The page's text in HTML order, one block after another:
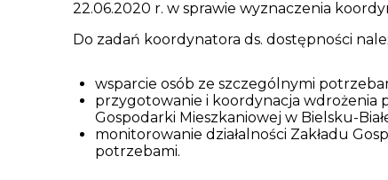
22.06.2020 r. w sprawie wyznaczenia
Do zadań koordynatora ds. dostępności
wsparcie osób ze szczególnymi
przygotowanie i koordynacja wdrożenia
Gospodarki Mieszkaniowej w Bielsku-
monitorowanie działalności Zakładu
potrzebami.